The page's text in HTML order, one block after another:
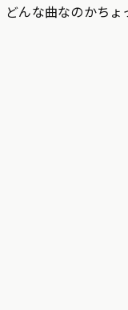
どんな曲なのかちょ